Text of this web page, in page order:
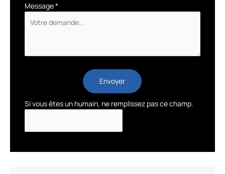
Message*
Envoyer
Si vous êtes un humain, ne remplissez pas ce champ.